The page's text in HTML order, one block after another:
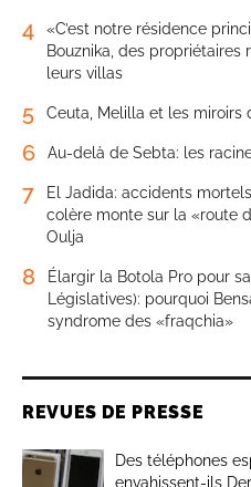
4
«C’est notre résidence
Bouznika, des
leurs villas
5 Ceuta, Melilla et les miroirs
6 Au-delà de Sebta: les
7
El Jadida: accidents
colère monte sur la «route
Oulja
8
Élargir la Botola Pro pour
Législatives): pourquoi
syndrome des «fraqchia»
REVUES DE PRESSE
Des téléphones
envahissent-ils